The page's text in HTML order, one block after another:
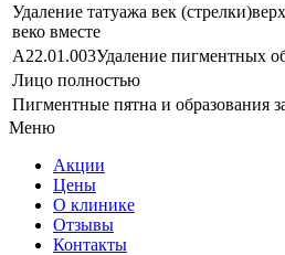
Удаление татуажа век
веко вместе
А22.01.003Удаление пигментных
Лицо полностью
Пигментные пятна и образования
Меню
Акции
Цены
О клинике
Отзывы
Контакты